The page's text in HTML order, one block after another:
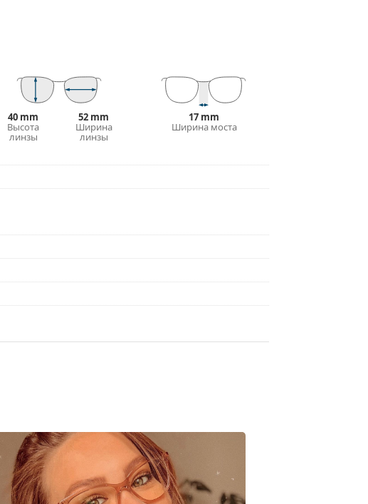
и ухода за очками. Некоторые модели
стилей, или ознакомьтесь с нашим
инструкцию.
40 mm
Высота
линзы
52 mm
Ширина
линзы
17 mm
Ширина моста